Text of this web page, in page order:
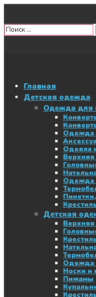
Главная
Детская одежда
Одежда для
Одежда
Одеяла
Одежда
Детская
Одежда
Носки и
Пижамы